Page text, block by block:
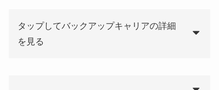
タップしてバックアップキャリアの詳細
を見る